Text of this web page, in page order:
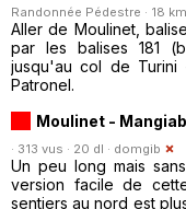
Randonnée Pédestre · 18 km
Aller de Moulinet,
par les balises 181
jusqu'au col de Turini
Patronel.
Moulinet -
· 313 vus · 20 dl · domgib
Un peu long mais
version facile de
sentiers au nord est